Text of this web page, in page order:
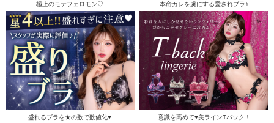
極上のモテフェロモン♡ 本命カレを虜にする愛されブラ♪
盛れるブラを★の数で数値化♥ 意識を高めて♥美ラインTバック！